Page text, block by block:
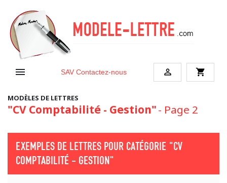
 SAV Contactez-nous  shopping_cart
MODÈLES DE LETTRES
"CV Comptabilité - Gestion"- Page 2
EXEMPLES DE LETTRES POUR CATÉGORIE "CV
COMPTABILITÉ - GESTION"